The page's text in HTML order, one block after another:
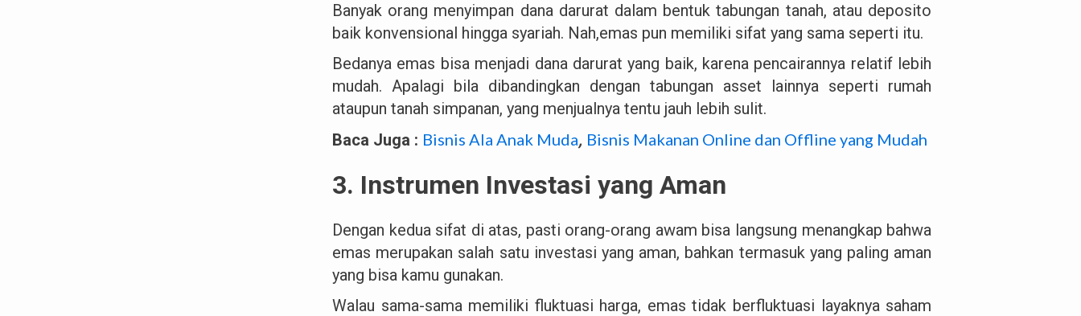
Banyak orang menyimpan dana darurat dalam bentuk tabungan tanah, atau deposito
baik konvensional hingga syariah. Nah,emas pun memiliki sifat yang sama seperti itu.
Bedanya emas bisa menjadi dana darurat yang baik, karena pencairannya relatif lebih
mudah. Apalagi bila dibandingkan dengan tabungan asset lainnya seperti rumah
ataupun tanah simpanan, yang menjualnya tentu jauh lebih sulit.
Baca Juga : Bisnis Ala Anak Muda, Bisnis Makanan Online dan Offline yang Mudah
3. Instrumen Investasi yang Aman
Dengan kedua sifat di atas, pasti orang-orang awam bisa langsung menangkap bahwa
emas merupakan salah satu investasi yang aman, bahkan termasuk yang paling aman
yang bisa kamu gunakan.
Walau sama-sama memiliki fluktuasi harga, emas tidak berfluktuasi layaknya saham